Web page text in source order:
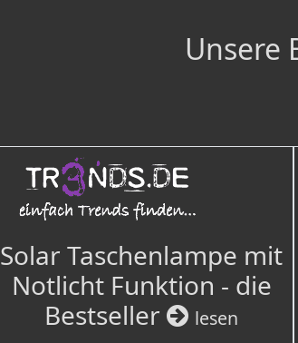
Unsere
Solar Taschenlampe mit
Notlicht Funktion - die
Bestseller
lesen